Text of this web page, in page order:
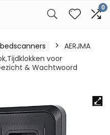
0
AERJMA
voor
& Wachtwoord